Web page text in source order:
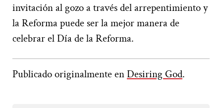
invitación al gozo a través del arrepentimiento y
la Reforma puede ser la mejor manera de
celebrar el Día de la Reforma.
Publicado originalmente enDesiring God.